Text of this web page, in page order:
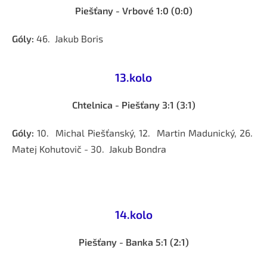
Piešťany - Vrbové 1:0 (0:0)
Góly: 46. Jakub Boris
13.kolo
Chtelnica - Piešťany 3:1 (3:1)
Góly: 10. Michal Piešťanský, 12. Martin Madunický, 26.
Matej Kohutovič - 30. Jakub Bondra
14.kolo
Piešťany - Banka 5:1 (2:1)